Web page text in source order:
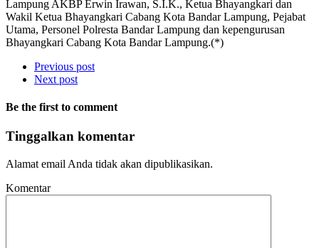
Lampung AKBP Erwin Irawan, S.I.K., Ketua Bhayangkari dan
Wakil Ketua Bhayangkari Cabang Kota Bandar Lampung, Pejabat
Utama, Personel Polresta Bandar Lampung dan kepengurusan
Bhayangkari Cabang Kota Bandar Lampung.(*)
Previous post
Next post
Be the first to comment
Tinggalkan komentar
Alamat email Anda tidak akan dipublikasikan.
Komentar